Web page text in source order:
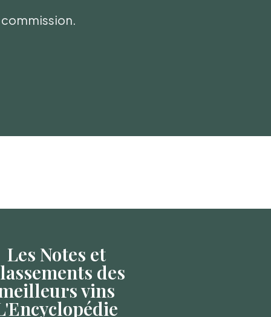
commission.
Les Notes et
des
vins